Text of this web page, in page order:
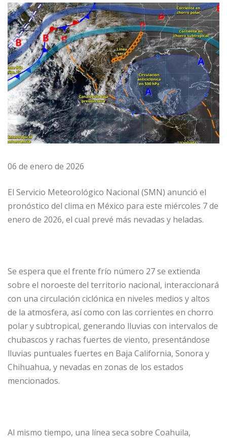
06 de enero de 2026
El Servicio Meteorológico Nacional (SMN) anunció el
pronóstico del clima en México para este miércoles 7 de
enero de 2026, el cual prevé más nevadas y heladas.
Se espera que el frente frío número 27 se extienda
sobre el noroeste del territorio nacional, interaccionará
con una circulación ciclónica en niveles medios y altos
de la atmosfera, así como con las corrientes en chorro
polar y subtropical, generando lluvias con intervalos de
chubascos y rachas fuertes de viento, presentándose
lluvias puntuales fuertes en Baja California, Sonora y
Chihuahua, y nevadas en zonas de los estados
mencionados.
Al mismo tiempo, una línea seca sobre Coahuila,